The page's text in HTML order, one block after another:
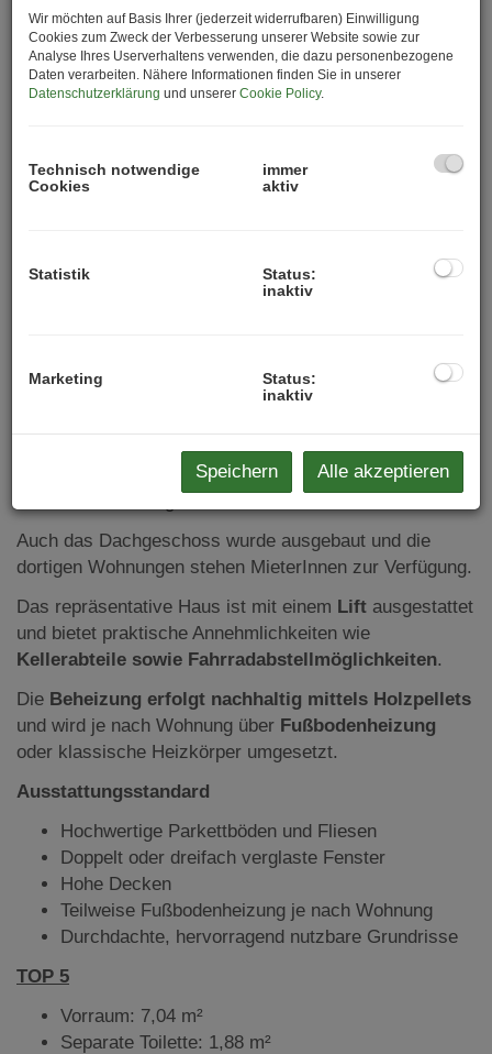
Das Hasner Palais – Revitalisierter Stil-Altbau in
ruhiger Seitengasse der Thaliastraße
In begehrter Lage des 16. Bezirks, in einerruhigen
Seitengasse der lebendigen Thaliastraße
historischem Altbaucharme und modernem
viel Liebe zum Detail
und erstrahlt nun in
revitalisierte Altbauwohnungen
, die durch klassische
Elemente wie hohe Räume, elegante Parkettböden und
überzeugen. Großzügige Fensterflächen mit doppelt-
bzw. dreifacher Verglasung sorgen für lichtdurchflutete
Auch das Dachgeschoss wurde ausgebaut und die
dortigen Wohnungen stehen MieterInnen zur Verfügung.
Das repräsentative Haus ist mit einem Lift ausgestattet
und bietet praktische Annehmlichkeiten wie
Kellerabteile sowie Fahrradabstellmöglichkeiten.
Die Beheizung erfolgt nachhaltig mittels Holzpellets
und wird je nach Wohnung über Fußbodenheizung
oder klassische Heizkörper umgesetzt.
Ausstattungsstandard
Hochwertige Parkettböden und Fliesen
Doppelt oder dreifach verglaste Fenster
Hohe Decken
Teilweise Fußbodenheizung je nach Wohnung
Durchdachte, hervorragend nutzbare Grundrisse
TOP 5
Vorraum: 7,04 m²
Separate Toilette: 1,88 m²
Wir möchten auf Basis Ihrer (jederzeit widerrufbaren) Einwilligung
Cookies zum Zweck der Verbesserung unserer Website sowie zur
Analyse Ihres Userverhaltens verwenden, die dazu personenbezogene
Daten verarbeiten. Nähere Informationen finden Sie in unserer
Datenschutzerklärung und unserer Cookie Policy.
Technisch notwendige
Cookies
immer
aktiv
Statistik
Status:
inaktiv
Marketing
Status:
inaktiv
Speichern Alle akzeptieren